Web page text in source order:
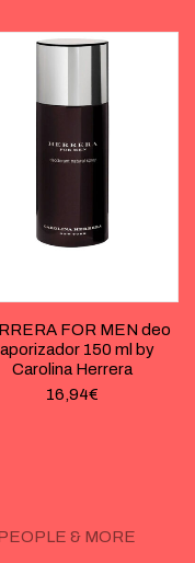
FOR MEN deo
150 ml by
Carolina Herrera
16,94€
& MORE